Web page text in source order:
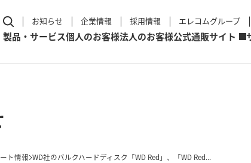
お知らせ 企業情報 採用情報 エレコムグループ
製品・サービス個人のお客様法人のお客様公式通販サイト
ト情報 WD社のバルクハードディスク「WD Red」、「WD Red...